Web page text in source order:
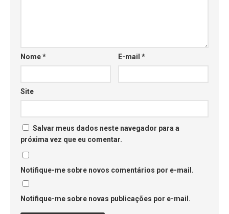
Nome* E-mail*
Site
Salvar meus dados neste navegador para a
próxima vez que eu comentar.
Notifique-me sobre novos comentários por e-mail.
Notifique-me sobre novas publicações por e-mail.